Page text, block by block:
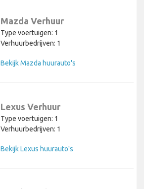
Mazda Verhuur
Type voertuigen: 1
Verhuurbedrijven: 1
Bekijk Mazda huurauto's
Lexus Verhuur
Type voertuigen: 1
Verhuurbedrijven: 1
Bekijk Lexus huurauto's